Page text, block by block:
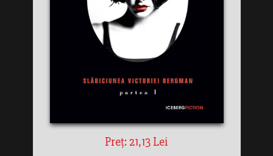
Preț: 21,13 Lei